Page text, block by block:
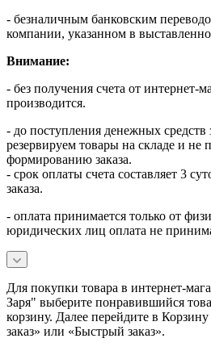
- безналичным банковским
компании, указанном в
Внимание:
- без получения счета от интернет-
производится.
- до поступления денежных средств
резервируем товары на складе и не
формированию заказа.
- срок оплаты счета составляет 3
заказа.
- оплата принимается только от
юридических лиц оплата не
Для покупки товара в интернет-
Заря" выберите понравившийся
корзину. Далее перейдите в
заказ» или «Быстрый заказ».